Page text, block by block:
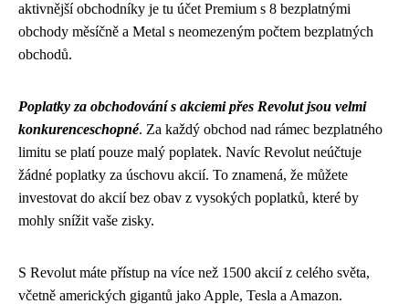
aktivnější obchodníky je tu účet Premium s 8 bezplatnými
obchody měsíčně a Metal s neomezeným počtem bezplatných
obchodů.
Poplatky za obchodování s akciemi přes Revolut jsou velmi
konkurenceschopné. Za každý obchod nad rámec bezplatného
limitu se platí pouze malý poplatek. Navíc Revolut neúčtuje
žádné poplatky za úschovu akcií. To znamená, že můžete
investovat do akcií bez obav z vysokých poplatků, které by
mohly snížit vaše zisky.
S Revolut máte přístup na více než 1500 akcií z celého světa,
včetně amerických gigantů jako Apple, Tesla a Amazon.